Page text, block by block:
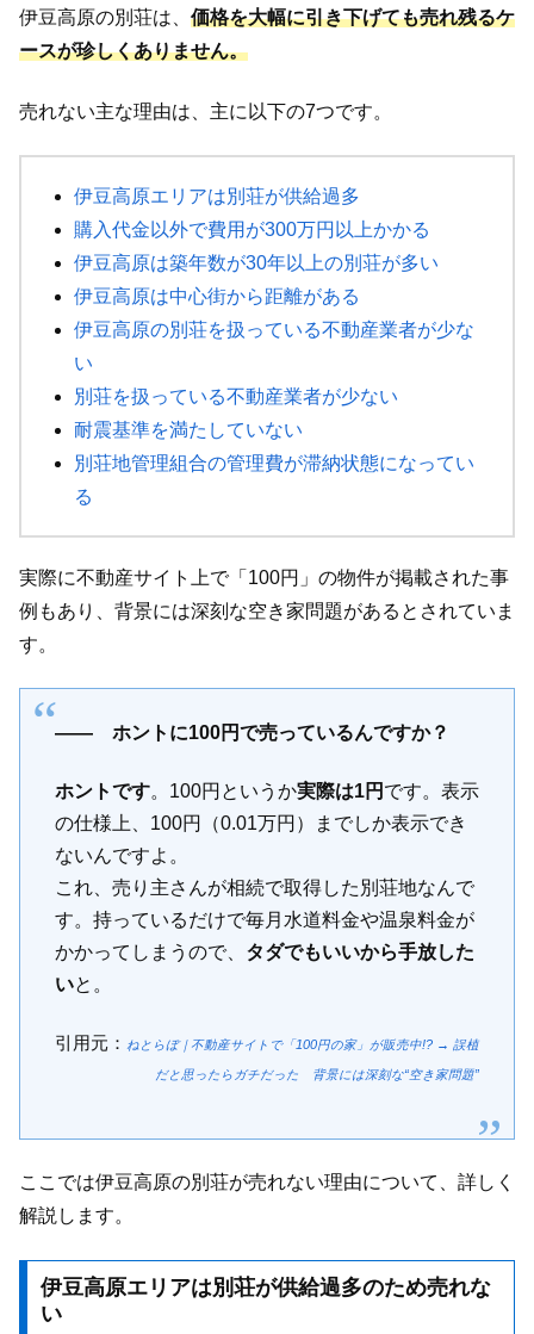
伊豆高原の別荘は、 価格を大幅に引き下げても売れ残るケ
ースが珍しくありません。
売れない主な理由は、主に以下の7つです。
伊豆高原エリアは別荘が供給過多
購入代金以外で費用が300万円以上かかる
伊豆高原は築年数が30年以上の別荘が多い
伊豆高原は中心街から距離がある
伊豆高原の別荘を扱っている不動産業者が少な
い
別荘を扱っている不動産業者が少ない
耐震基準を満たしていない
別荘地管理組合の管理費が滞納状態になってい
る
実際に不動産サイト上で「100円」の物件が掲載された事
例もあり、背景には深刻な空き家問題があるとされていま
す。
―― ホントに100円で売っているんですか？
ホントです。100円というか実際は1円 です。表示
の仕様上、100円（0.01万円）までしか表示でき
ないんですよ。
これ、売り主さんが相続で取得した別荘地なんで
す。持っているだけで毎月水道料金や温泉料金が
かかってしまうので、 タダでもいいから手放した
いと。
引用元： ねとらぼ｜不動産サイトで「100円の家」が販売中!? → 誤植
だと思ったらガチだった 背景には深刻な“空き家問題”
ここでは伊豆高原の別荘が売れない理由について、詳しく
解説します。
伊豆高原エリアは別荘が供給過多のため売れな
い